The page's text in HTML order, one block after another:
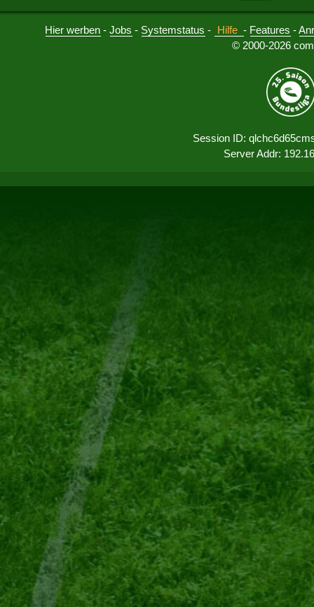
Hier werben -Jobs - Systemstatus - Hilfe - Features -
© 2000-2026
Session ID:
Server Addr: